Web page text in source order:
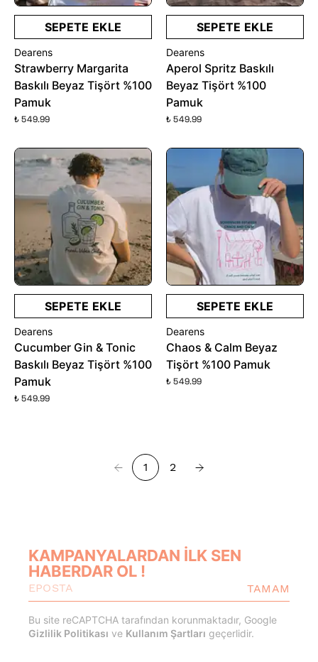
SEPETE EKLE
Dearens
Strawberry Margarita
Baskılı Beyaz Tişört %100
Pamuk
₺ 549.99
SEPETE EKLE
Dearens
Aperol Spritz Baskılı
Beyaz Tişört %100
Pamuk
₺ 549.99
SEPETE EKLE
Dearens
Cucumber Gin & Tonic
Baskılı Beyaz Tişört %100
Pamuk
₺ 549.99
SEPETE EKLE
Dearens
Chaos & Calm Beyaz
Tişört %100 Pamuk
₺ 549.99
1 2
KAMPANYALARDAN İLK SEN
HABERDAR OL !
TAMAM
Bu site reCAPTCHA tarafından korunmaktadır, Google
Gizlilik Politikası ve Kullanım Şartları geçerlidir.